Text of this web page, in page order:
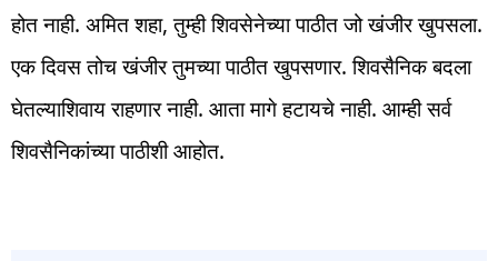
होत नाही. अमित शहा, तुम्ही शिवसेनेच्या पाठीत जो खंजीर खुपसला.
एक दिवस तोच खंजीर तुमच्या पाठीत खुपसणार. शिवसैनिक बदला
घेतल्याशिवाय राहणार नाही. आता मागे हटायचे नाही. आम्ही सर्व
शिवसैनिकांच्या पाठीशी आहोत.